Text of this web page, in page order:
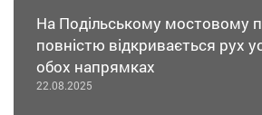
На Подільському мостовому
повністю відкривається рух
обох напрямках
22.08.2025